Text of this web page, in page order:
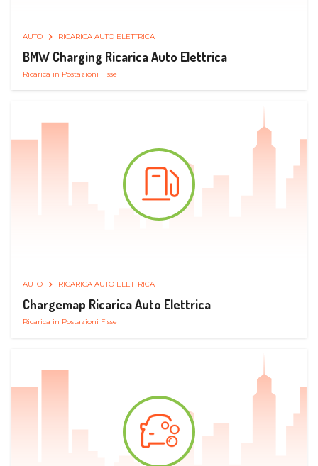
AUTO RICARICA AUTO ELETTRICA
BMW Charging Ricarica Auto Elettrica
Ricarica in Postazioni Fisse
AUTO RICARICA AUTO ELETTRICA
Chargemap Ricarica Auto Elettrica
Ricarica in Postazioni Fisse